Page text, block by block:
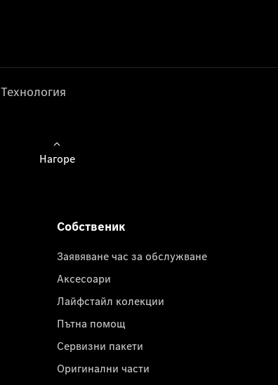
Технология
Нагоре
Собственик
Заявяване час за обслужване
Аксесоари
Лайфстайл колекции
Пътна помощ
Сервизни пакети
Оригинални части